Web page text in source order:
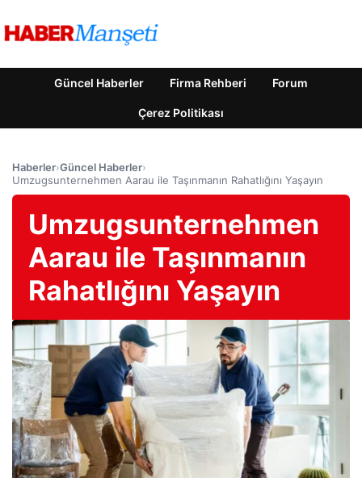
Güncel Haberler Firma Rehberi Forum
Çerez Politikası
Haberler›Güncel Haberler›
Umzugsunternehmen Aarau ile Taşınmanın Rahatlığını Yaşayın
Umzugsunternehmen
Aarau ile Taşınmanın
Rahatlığını Yaşayın